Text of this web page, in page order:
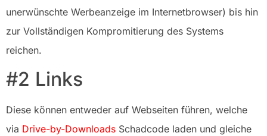
unerwünschte Werbeanzeige im Internetbrowser) bis hin
zur Vollständigen Kompromitierung des Systems
reichen.
#2 Links
Diese können entweder auf Webseiten führen, welche
via Drive-by-Downloads Schadcode laden und gleiche